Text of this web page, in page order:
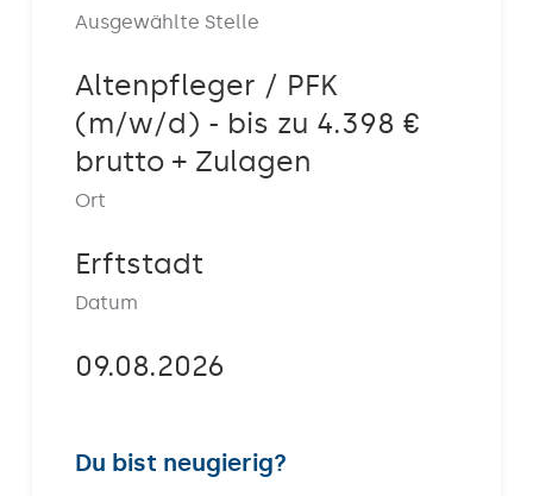
Karriere
Über uns
Magazin
Kontakt
Ausgewählte Stelle
Altenpfleger / PFK
(m/w/d) - bis zu 4.398 €
brutto + Zulagen
Ort
Erftstadt
Datum
09.08.2026
Du bist neugierig?